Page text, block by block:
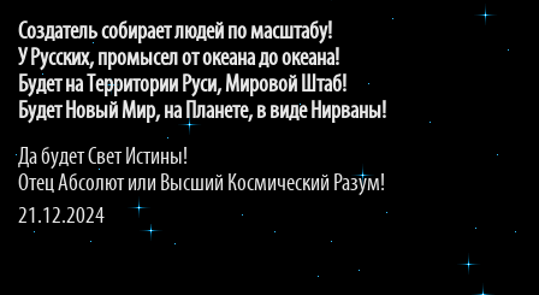
Создатель собирает людей по масштабу!
У Русских, промысел от океана до океана!
Будет на Территории Руси, Мировой Штаб!
Будет Новый Мир, на Планете, в виде Нирваны!
Да будет Свет Истины!
Отец Абсолют или Высший Космический Разум!
21.12.2024